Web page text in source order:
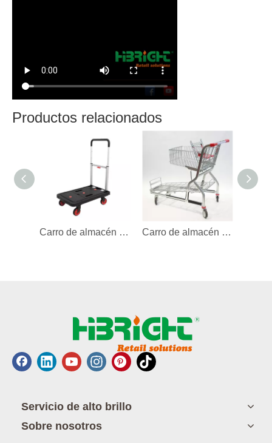
Productos relacionados
Carro de almacén de carretilla de mano de plástico plegable Carro de almacén galvanizado
Servicio de alto brillo
Sobre nosotros